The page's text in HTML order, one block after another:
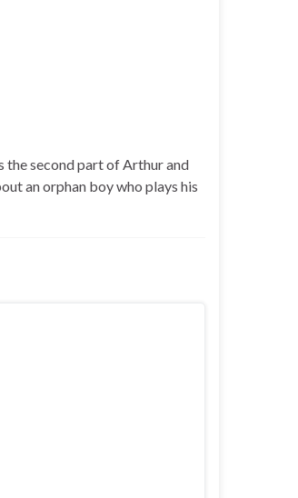
the second part of Arthur and
an orphan boy who plays his